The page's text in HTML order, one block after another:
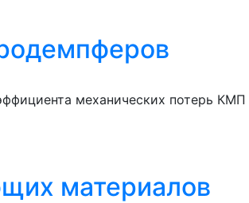
механических потерь
материалов